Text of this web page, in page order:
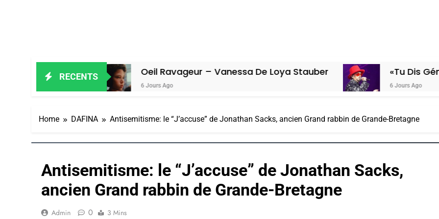
RECENTSOeil Ravageur – Vanessa De Loya Stauber
6 Jours Ago
«Tu Dis Génocide, Je
6 Jours Ago
Home DAFINA Antisemitisme: le “J’accuse” de Jonathan Sacks, ancien Grand rabbin de Grande-Bretagne
Antisemitisme: le “J’accuse” de Jonathan Sacks,
ancien Grand rabbin de Grande-Bretagne
Admin 0 3 Mins